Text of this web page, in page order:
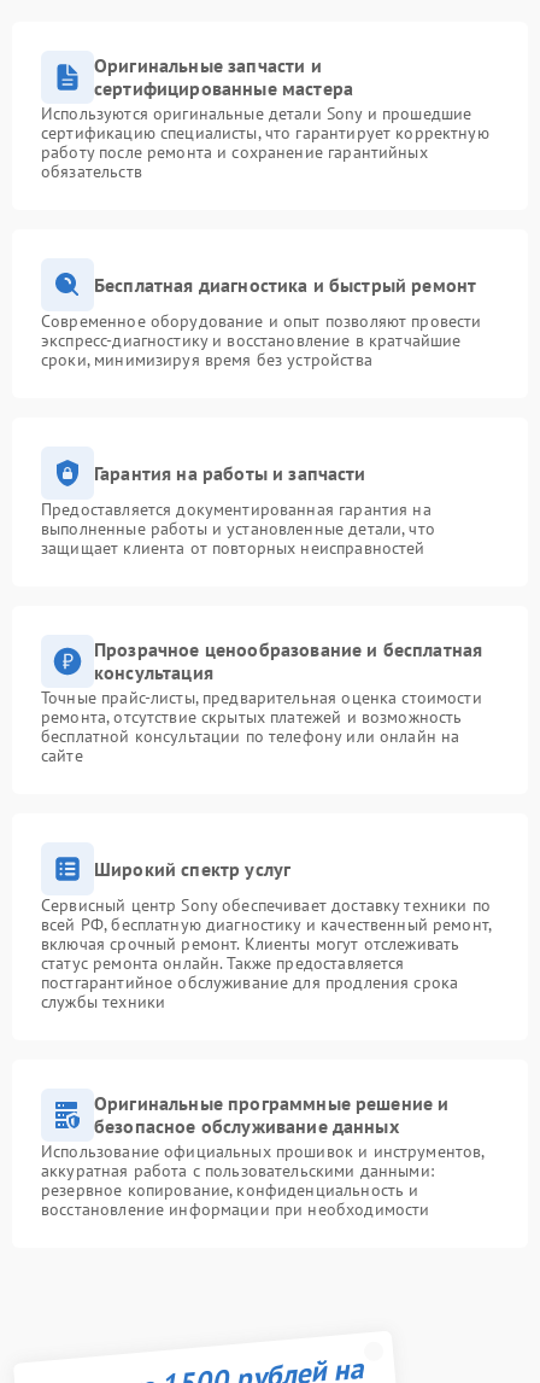
Оригинальные запчасти и
сертифицированные мастера
Используются оригинальные детали Sony и прошедшие
сертификацию специалисты, что гарантирует корректную
работу после ремонта и сохранение гарантийных
обязательств
Бесплатная диагностика и быстрый ремонт
Современное оборудование и опыт позволяют провести
экспресс-диагностику и восстановление в кратчайшие
сроки, минимизируя время без устройства
Гарантия на работы и запчасти
Предоставляется документированная гарантия на
выполненные работы и установленные детали, что
защищает клиента от повторных неисправностей
Прозрачное ценообразование и бесплатная
консультация
Точные прайс-листы, предварительная оценка стоимости
ремонта, отсутствие скрытых платежей и возможность
бесплатной консультации по телефону или онлайн на
сайте
Широкий спектр услуг
Сервисный центр Sony обеспечивает доставку техники по
всей РФ, бесплатную диагностику и качественный ремонт,
включая срочный ремонт. Клиенты могут отслеживать
статус ремонта онлайн. Также предоставляется
постгарантийное обслуживание для продления срока
службы техники
Оригинальные программные решение и
безопасное обслуживание данных
Использование официальных прошивок и инструментов,
аккуратная работа с пользовательскими данными:
резервное копирование, конфиденциальность и
восстановление информации при необходимости